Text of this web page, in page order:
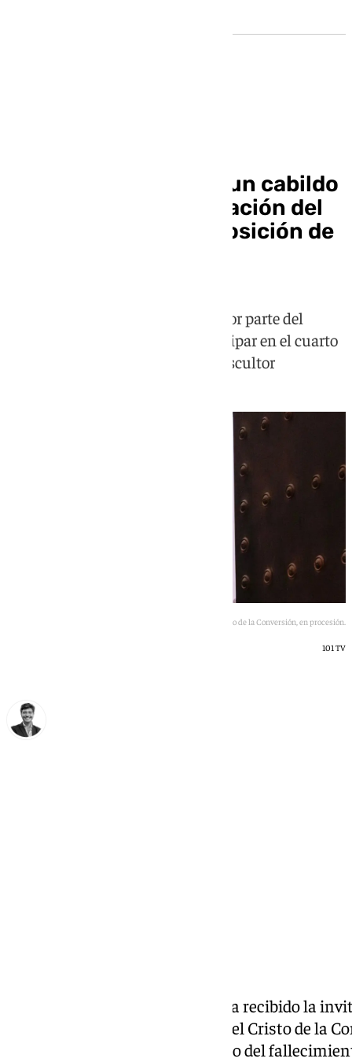
Montserrat convoca un cabildo
para votar la participación del
crucificado en la exposición de
Ha recibido la invitación oficial por parte del
Museo de Bellas Artes para participar en el cuarto
centenario del fallecimiento del escultor
El Cristo de la Conversión, en procesión.
101 TV
La hermandad de Montserrat ha recibido la
Museo de Bellas Artes para que el Cristo de la
exposición del cuarto centenario del